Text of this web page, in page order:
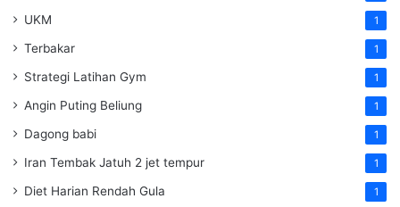
UKM 1
Terbakar 1
Strategi Latihan Gym 1
Angin Puting Beliung 1
Dagong babi 1
Iran Tembak Jatuh 2 jet tempur 1
Diet Harian Rendah Gula 1